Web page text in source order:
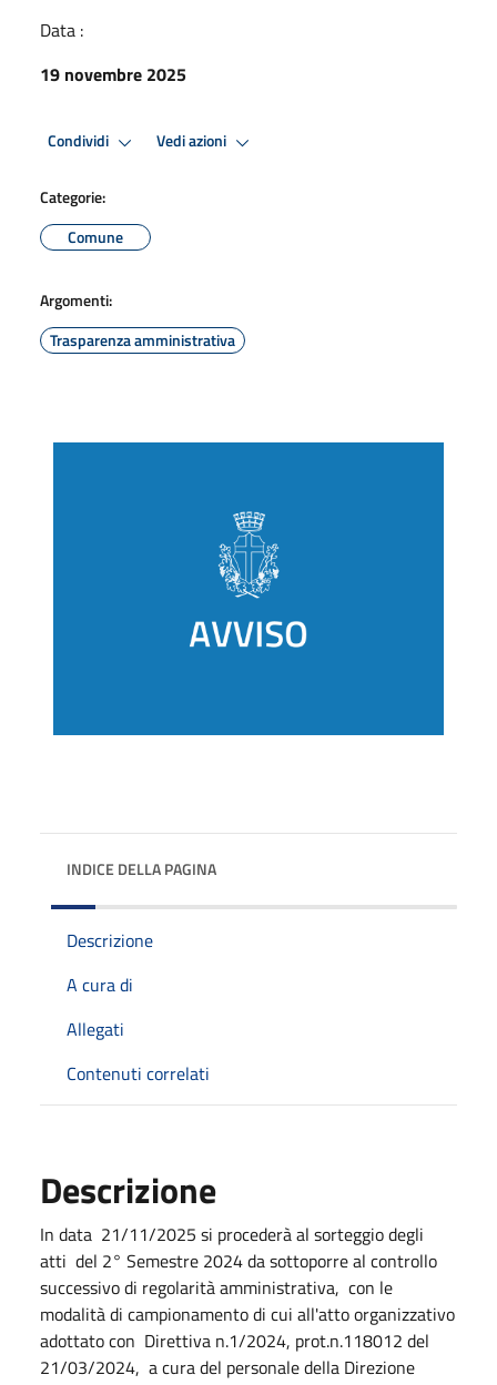
Data :
19 novembre 2025
Condividi Vedi azioni
Categorie:
Comune
Argomenti:
Trasparenza amministrativa
INDICE DELLA PAGINA
Descrizione
A cura di
Allegati
Contenuti correlati
Descrizione
In data 21/11/2025 si procederà al sorteggio degli
atti del 2° Semestre 2024 da sottoporre al controllo
successivo di regolarità amministrativa, con le
modalità di campionamento di cui all'atto organizzativo
adottato con Direttiva n.1/2024, prot.n.118012 del
21/03/2024, a cura del personale della Direzione